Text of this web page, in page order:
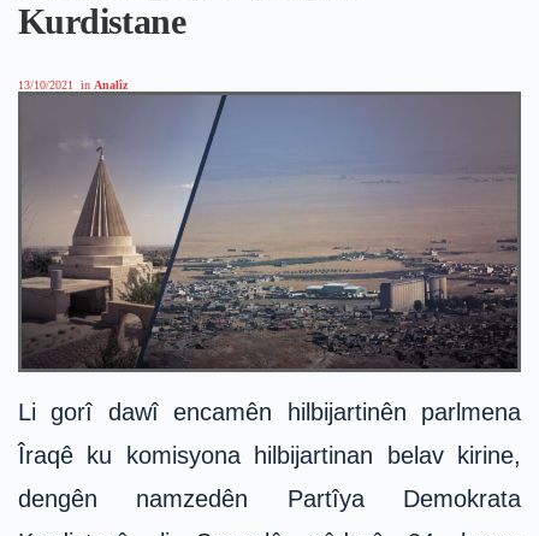
Kurdistane
13/10/2021 in Analîz
Li gorî dawî encamên hilbijartinên parlmena
Îraqê ku komisyona hilbijartinan belav kirine,
dengên namzedên Partîya Demokrata